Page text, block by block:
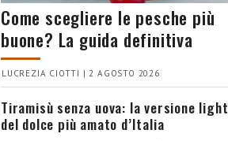
Come scegliere le pesche più
buone? La guida definitiva
LUCREZIA CIOTTI | 2 AGOSTO 2026
Tiramisù senza uova: la versione light
del dolce più amato d’Italia